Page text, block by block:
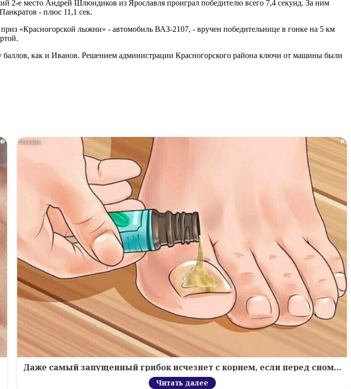
2-е место Андрей Шлюндиков из Ярославля проиграл победителю всего 7,4 секунд. За ним
- плюс 11,1 сек.
«Красногорской лыжни» - автомобиль ВАЗ-2107, - вручен победительнице в гонке на 5 км
как и Иванов. Решением администрации Красногорского района ключи от машины были
i i
Даже самый запущенный грибок исчезнет с корнем, если перед сном…
Читать далее